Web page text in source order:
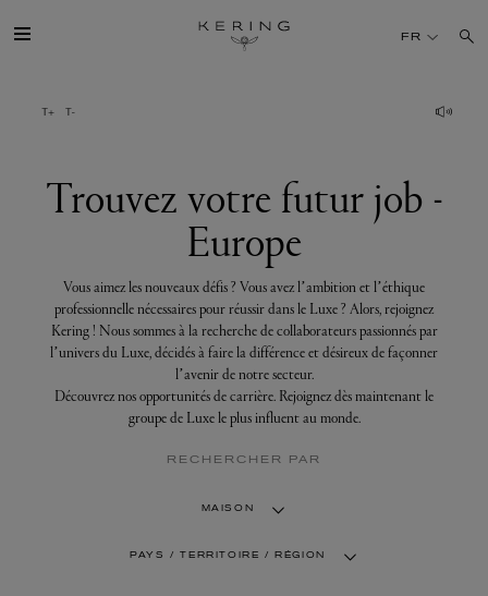
votre
futur
DÉV. DURABLE
FINANCE
PRESSE
FR
Trouvez votre futur job -
Europe
Vous aimez les nouveaux défis ? Vous avez l’ambition et l’éthique
professionnelle nécessaires pour réussir dans le Luxe ? Alors, rejoignez
Kering ! Nous sommes à la recherche de collaborateurs passionnés par
l’univers du Luxe, décidés à faire la différence et désireux de façonner
l’avenir de notre secteur.
Découvrez nos opportunités de carrière. Rejoignez dès maintenant le
groupe de Luxe le plus influent au monde.
RECHERCHER PAR
MAISON
PAYS / TERRITOIRE / RÉGION